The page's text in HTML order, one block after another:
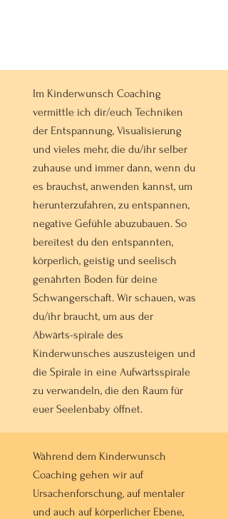
Im Kinderwunsch Coaching
vermittle ich dir/euch Techniken
der Entspannung, Visualisierung
und vieles mehr, die du/ihr selber
zuhause und immer dann, wenn du
es brauchst, anwenden kannst, um
herunterzufahren, zu entspannen,
negative Gefühle abuzubauen. So
bereitest du den entspannten,
körperlich, geistig und seelisch
genährten Boden für deine
Schwangerschaft. Wir schauen, was
du/ihr braucht, um aus der
Abwärts-spirale des
Kinderwunsches auszusteigen und
die Spirale in eine Aufwärtsspirale
zu verwandeln, die den Raum für
euer Seelenbaby öffnet.
Während dem Kinderwunsch
Coaching gehen wir auf
Ursachenforschung, auf mentaler
und auch auf körperlicher Ebene,